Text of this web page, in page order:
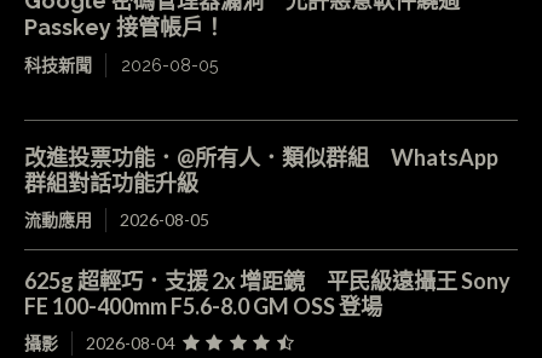
Passkey 接管帳戶！
科技新聞 2026-08-05
改進投票功能．@所有人．類似群組 WhatsApp
群組對話功能升級
流動應用 2026-08-05
625g 超輕巧．支援 2x 增距鏡 平民級遠攝王 Sony
FE 100-400mm F5.6-8.0 GM OSS 登場
攝影 2026-08-04